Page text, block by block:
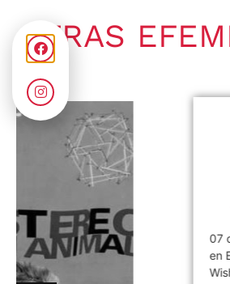
OTRAS
Gaby Ponchs
agosto 7, 2026
No hay comentarios
07 de agosto de 1964. Se
en Estados Unidos, el single «I